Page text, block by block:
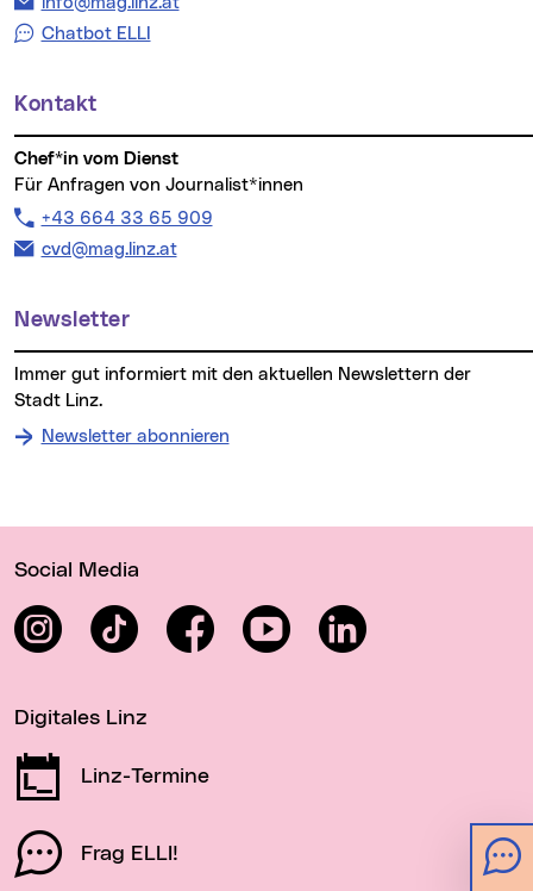
Chatbot ELLI
Kontakt
Chef*in vom Dienst
Für Anfragen von Journalist*innen
Telefon:
+43 664 33 65 909
E-Mail Adresse:
cvd@mag.linz.at
Newsletter
Stadt Linz.
Newsletter abonnieren
Social Media
InstagramTikTok FacebookYouTube LinkedIn
Digitales Linz
Linz-Termine
Frag ELLI!